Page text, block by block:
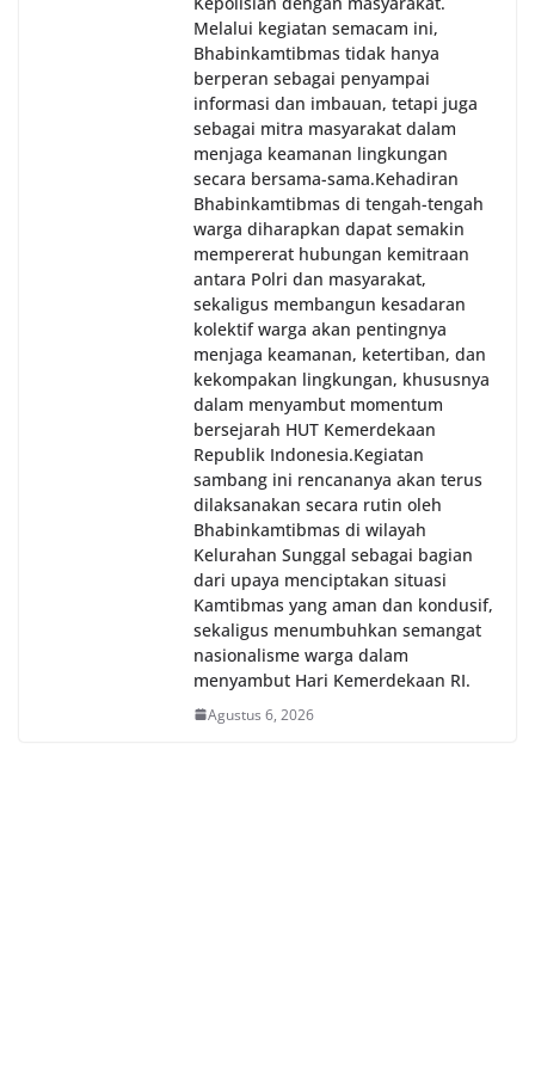
Melalui kegiatan semacam ini,
Bhabinkamtibmas tidak hanya
berperan sebagai penyampai
informasi dan imbauan, tetapi juga
sebagai mitra masyarakat dalam
menjaga keamanan lingkungan
secara bersama-sama.‎‎Kehadiran
Bhabinkamtibmas di tengah-tengah
warga diharapkan dapat semakin
mempererat hubungan kemitraan
antara Polri dan masyarakat,
sekaligus membangun kesadaran
kolektif warga akan pentingnya
menjaga keamanan, ketertiban, dan
kekompakan lingkungan, khususnya
dalam menyambut momentum
bersejarah HUT Kemerdekaan
Republik Indonesia.‎Kegiatan
sambang ini rencananya akan terus
dilaksanakan secara rutin oleh
Bhabinkamtibmas di wilayah
Kelurahan Sunggal sebagai bagian
dari upaya menciptakan situasi
Kamtibmas yang aman dan kondusif,
sekaligus menumbuhkan semangat
nasionalisme warga dalam
menyambut Hari Kemerdekaan RI.
Agustus 6, 2026